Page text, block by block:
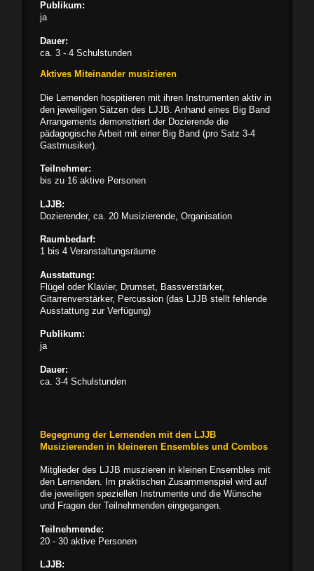
Publikum:
ja
Dauer:
ca. 3 - 4 Schulstunden
Aktives Miteinander musizieren
Die Lernenden hospitieren mit ihren Instrumenten aktiv in
den jeweiligen Sätzen des LJJB. Anhand eines Big Band
Arrangements demonstriert der Dozierende die
pädagogische Arbeit mit einer Big Band (pro Satz 3-4
Gastmusiker).
Teilnehmer:
bis zu 16 aktive Personen
LJJB:
Dozierender, ca. 20 Musizierende, Organisation
Raumbedarf:
1 bis 4 Veranstaltungsräume
Ausstattung:
Flügel oder Klavier, Drumset, Bassverstärker,
Gitarrenverstärker, Percussion (das LJJB stellt fehlende
Ausstattung zur Verfügung)
Publikum:
ja
Dauer:
ca. 3-4 Schulstunden
Begegnung der Lernenden mit den LJJB
Musizierenden in kleineren Ensembles und Combos
Mitglieder des LJJB muszieren in kleinen Ensembles mit
den Lernenden. Im praktischen Zusammenspiel wird auf
die jeweiligen speziellen Instrumente und die Wünsche
und Fragen der Teilnehmenden eingegangen.
Teilnehmende:
20 - 30 aktive Personen
LJJB: